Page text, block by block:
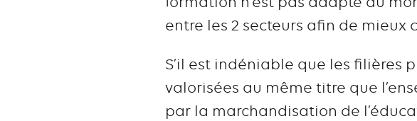
entre les 2 secteurs afin de mieux
S’il est indéniable que les filières
valorisées au même titre que
par la marchandisation de